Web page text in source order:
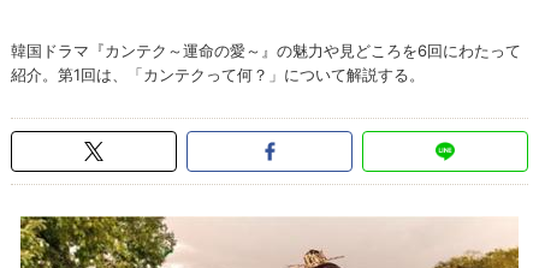
韓国ドラマ『カンテク～運命の愛～』の魅力や見どころを6回にわたって
紹介。第1回は、「カンテクって何？」について解説する。